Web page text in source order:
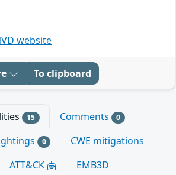
website
To clipboard
15 Comments 0
0
CWE mitigations
ATT&CK EMB3D